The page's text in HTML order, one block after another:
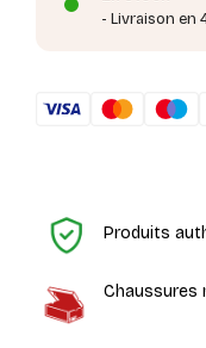
- Livraison en
Produits
Chaussures